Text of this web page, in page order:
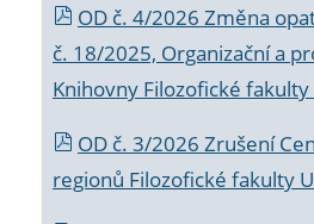
OD č. 4/2026 Změna
č. 18/2025, Organizační a
Knihovny Filozofické
OD č. 3/2026 Zrušení
regionů Filozofické fakulty